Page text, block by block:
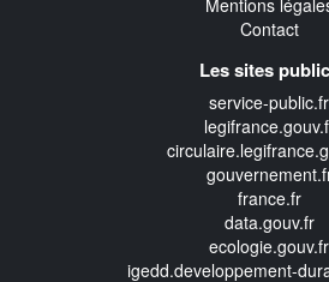
Mentions
Contact
Les sites
service-public.fr
france.fr
data.gouv.fr
ecologie.gouv.fr
igedd.developpement-